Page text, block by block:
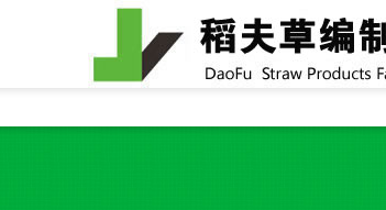
全国统一24小时销售电话：